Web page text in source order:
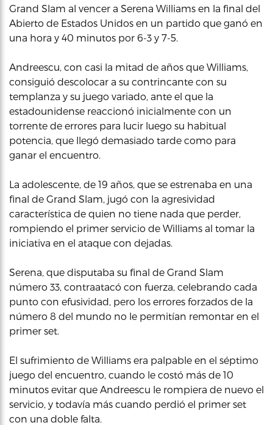
Grand Slam al vencer a Serena Williams en la final del
Abierto de Estados Unidos en un partido que ganó en
una hora y 40 minutos por 6-3 y 7-5.
Andreescu, con casi la mitad de años que Williams,
consiguió descolocar a su contrincante con su
templanza y su juego variado, ante el que la
estadounidense reaccionó inicialmente con un
torrente de errores para lucir luego su habitual
potencia, que llegó demasiado tarde como para
ganar el encuentro.
La adolescente, de 19 años, que se estrenaba en una
final de Grand Slam, jugó con la agresividad
característica de quien no tiene nada que perder,
rompiendo el primer servicio de Williams al tomar la
iniciativa en el ataque con dejadas.
Serena, que disputaba su final de Grand Slam
número 33, contraatacó con fuerza, celebrando cada
punto con efusividad, pero los errores forzados de la
número 8 del mundo no le permitían remontar en el
primer set.
El sufrimiento de Williams era palpable en el séptimo
juego del encuentro, cuando le costó más de 10
minutos evitar que Andreescu le rompiera de nuevo el
servicio, y todavía más cuando perdió el primer set
con una doble falta.